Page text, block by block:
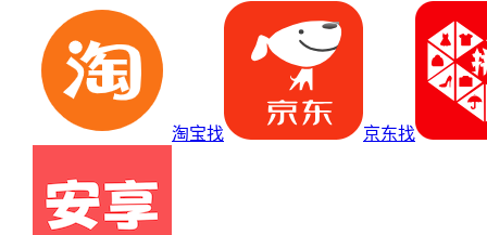
淘宝找 京东找